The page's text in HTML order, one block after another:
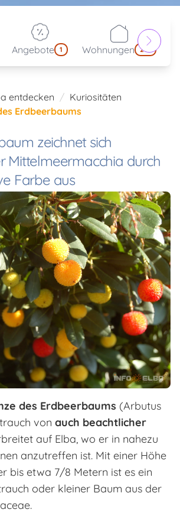
Angebote 1 Wohnungen 214
entdecken
Kuriositäten
Erdbeerbaums
zeichnet sich
Mittelmeermacchia durch
Farbe aus
des Erdbeerbaums (Arbutus
von auch beachtlicher
auf Elba, wo er in nahezu
anzutreffen ist. Mit einer Höhe
bis etwa 7/8 Metern ist es ein
oder kleiner Baum aus der